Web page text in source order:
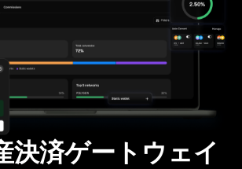
決済ゲートウェイ